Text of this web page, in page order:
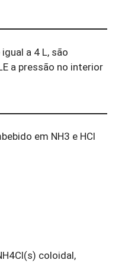
a 4 L, são
a pressão no interior
em NH3 e HCl
4Cl(s) coloidal,